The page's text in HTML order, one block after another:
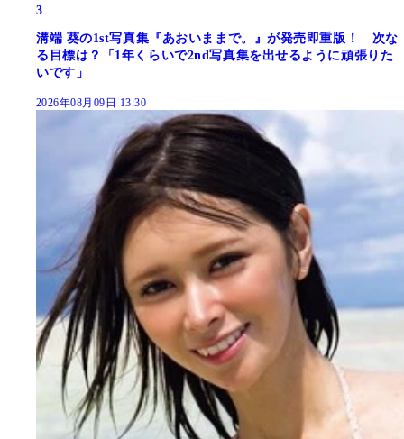
3
溝端 葵の1st写真集『あおいままで。』が発売即重版！ 次な
る目標は？「1年くらいで2nd写真集を出せるように頑張りた
いです」
2026年08月09日 13:30